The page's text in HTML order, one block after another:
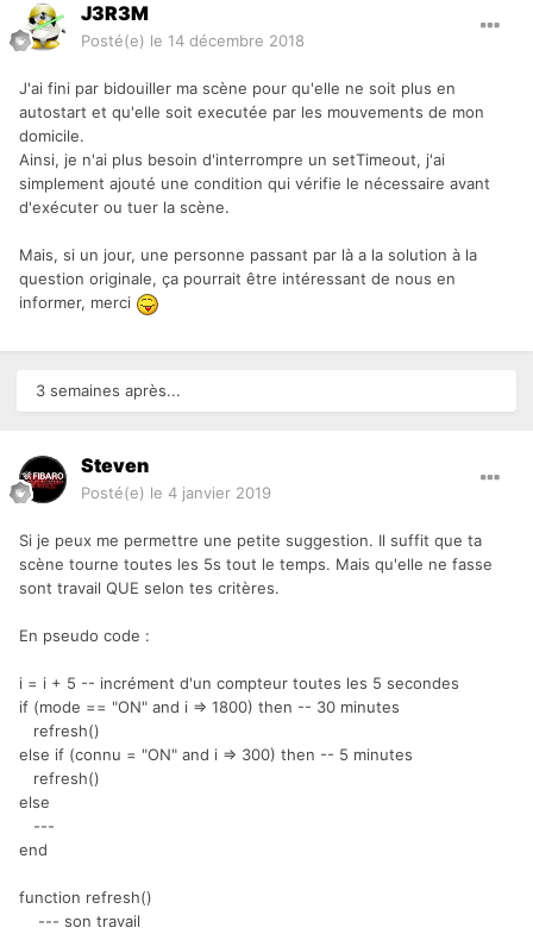
J3R3M
Posté(e) le 14 décembre 2018
J'ai fini par bidouiller ma scène pour qu'elle ne soit plus en
autostart et qu'elle soit executée par les mouvements de mon
domicile.
Ainsi, je n'ai plus besoin d'interrompre un setTimeout, j'ai
simplement ajouté une condition qui vérifie le nécessaire avant
d'exécuter ou tuer la scène.
Mais, si un jour, une personne passant par là a la solution à la
question originale, ça pourrait être intéressant de nous en
informer, merci
3 semaines après...
Steven
Posté(e) le 4 janvier 2019
Si je peux me permettre une petite suggestion. Il suffit que ta
scène tourne toutes les 5s tout le temps. Mais qu'elle ne fasse
sont travail QUE selon tes critères.
En pseudo code :
i = i + 5 -- incrément d'un compteur toutes les 5 secondes
if (mode == "ON" and i => 1800) then -- 30 minutes
refresh()
else if (connu = "ON" and i => 300) then -- 5 minutes
refresh()
else
---
end
function refresh()
--- son travail